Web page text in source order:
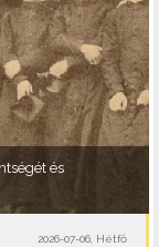
és
2026-07-06, Hétfő